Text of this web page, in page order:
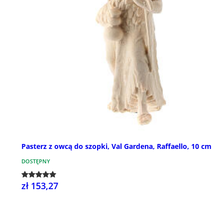
Pasterz z owcą do szopki, Val Gardena, Raffaello, 10 cm
DOSTĘPNY
zł 153,27